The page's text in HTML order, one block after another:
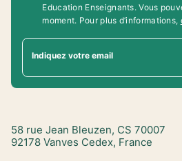
Education Enseignants. Vous
moment. Pour plus d’informations,
Indiquez votre email
58 rue Jean Bleuzen, CS 70007
92178 Vanves Cedex, France